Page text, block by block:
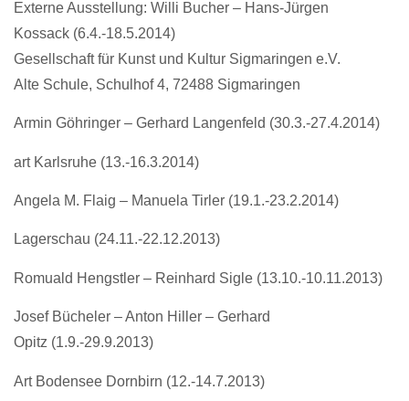
Externe Ausstellung: Willi Bucher – Hans-Jürgen
Kossack (6.4.-18.5.2014)
Gesellschaft für Kunst und Kultur Sigmaringen e.V.
Alte Schule, Schulhof 4, 72488 Sigmaringen
Armin Göhringer – Gerhard Langenfeld (30.3.-27.4.2014)
art Karlsruhe (13.-16.3.2014)
Angela M. Flaig – Manuela Tirler (19.1.-23.2.2014)
Lagerschau (24.11.-22.12.2013)
Romuald Hengstler – Reinhard Sigle (13.10.-10.11.2013)
Josef Bücheler – Anton Hiller – Gerhard
Opitz (1.9.-29.9.2013)
Art Bodensee Dornbirn (12.-14.7.2013)